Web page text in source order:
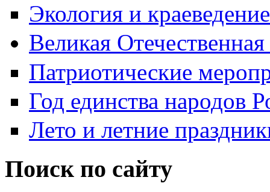
Экология и краеведение
Великая
Патриотические
Год единства народов
Лето и летние
Поиск по сайту